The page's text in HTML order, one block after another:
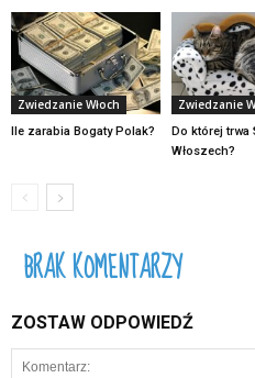
Zwiedzanie Włoch
Ile zarabia Bogaty Polak?
Zwiedzanie
Do której trwa
Włoszech?
BRAK KOMENTARZY
ZOSTAW ODPOWIEDŹ